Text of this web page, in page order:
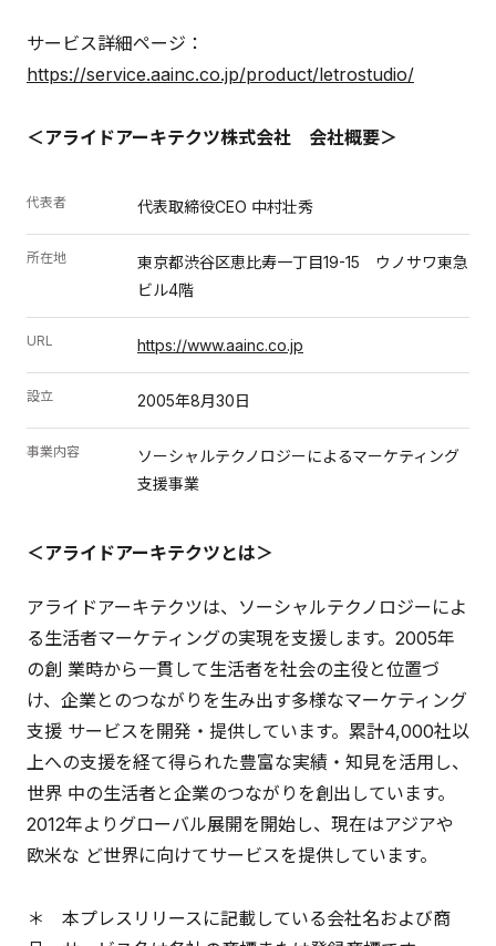
サービス詳細ページ：
https://service.aainc.co.jp/product/letrostudio/
＜アライドアーキテクツ株式会社 会社概要＞
代表者 代表取締役CEO 中村壮秀
所在地
東京都渋谷区恵比寿一丁目19-15 ウノサワ東急
ビル4階
URL https://www.aainc.co.jp
設立 2005年8月30日
事業内容
ソーシャルテクノロジーによるマーケティング
支援事業
＜アライドアーキテクツとは＞
アライドアーキテクツは、ソーシャルテクノロジーによ
る生活者マーケティングの実現を支援します。2005年
の創 業時から一貫して生活者を社会の主役と位置づ
け、企業とのつながりを生み出す多様なマーケティング
支援 サービスを開発・提供しています。累計4,000社以
上への支援を経て得られた豊富な実績・知見を活用し、
世界 中の生活者と企業のつながりを創出しています。
2012年よりグローバル展開を開始し、現在はアジアや
欧米な ど世界に向けてサービスを提供しています。
＊ 本プレスリリースに記載している会社名および商